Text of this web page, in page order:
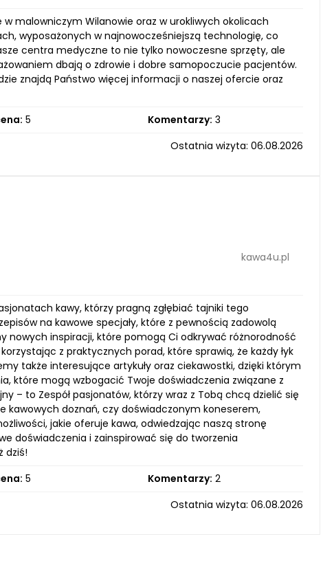
malowniczym Wilanowie oraz w urokliwych okolicach
wyposażonych w najnowocześniejszą technologię, co
centra medyczne to nie tylko nowoczesne sprzęty, ale
dbają o zdrowie i dobre samopoczucie pacjentów.
znajdą Państwo więcej informacji o naszej ofercie oraz
5 Komentarzy: 3
Ostatnia wizyta: 06.08.2026
kawa4u.pl
kawy, którzy pragną zgłębiać tajniki tego
na kawowe specjały, które z pewnością zadowolą
nowych inspiracji, które pomogą Ci odkrywać różnorodność
z praktycznych porad, które sprawią, że każdy łyk
także interesujące artykuły oraz ciekawostki, dzięki którym
które mogą wzbogacić Twoje doświadczenia związane z
– to Zespół pasjonatów, którzy wraz z Tobą chcą dzielić się
kawowych doznań, czy doświadczonym koneserem,
jakie oferuje kawa, odwiedzając naszą stronę
doświadczenia i zainspirować się do tworzenia
dziś!
5 Komentarzy: 2
Ostatnia wizyta: 06.08.2026